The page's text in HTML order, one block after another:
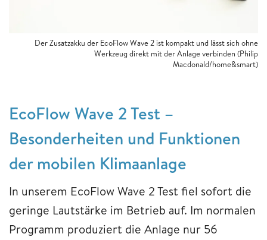
Der Zusatzakku der EcoFlow Wave 2 ist kompakt und lässt sich ohne
Werkzeug direkt mit der Anlage verbinden (Philip
Macdonald/home&smart)
EcoFlow Wave 2 Test –
Besonderheiten und Funktionen
der mobilen Klimaanlage
In unserem EcoFlow Wave 2 Test fiel sofort die
geringe Lautstärke im Betrieb auf. Im normalen
Programm produziert die Anlage nur 56